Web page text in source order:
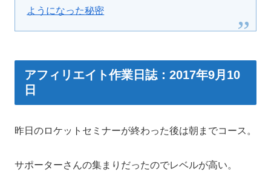
ようになった秘密
アフィリエイト作業日誌：2017年9月10
日
昨日のロケットセミナーが終わった後は朝までコース。
サポーターさんの集まりだったのでレベルが高い。